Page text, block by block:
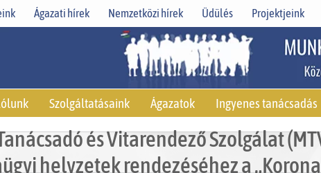
Ágazati hírek Nemzetközi hírek Üdülés Projektjeink
Szolgáltatásaink Ágazatok Ingyenes tanácsadás
és Vitarendező Szolgálat
helyzetek rendezéséhez a